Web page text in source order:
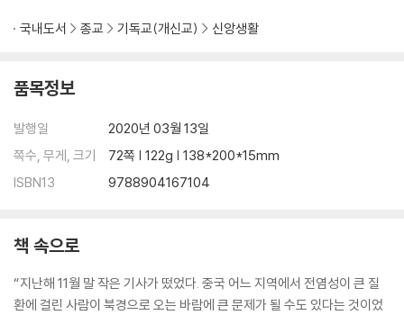
국내도서 종교 기독교(개신교) 신앙생활
품목정보
발행일
2020년 03월 13일
쪽수, 무게, 크기
72쪽 | 122g | 138*200*15mm
ISBN13
9788904167104
책 속으로
“지난해 11월 말 작은 기사가 떴었다. 중국 어느 지역에서 전염성이 큰 질
환에 걸린 사람이 북경으로 오는 바람에 큰 문제가 될 수도 있다는 것이었